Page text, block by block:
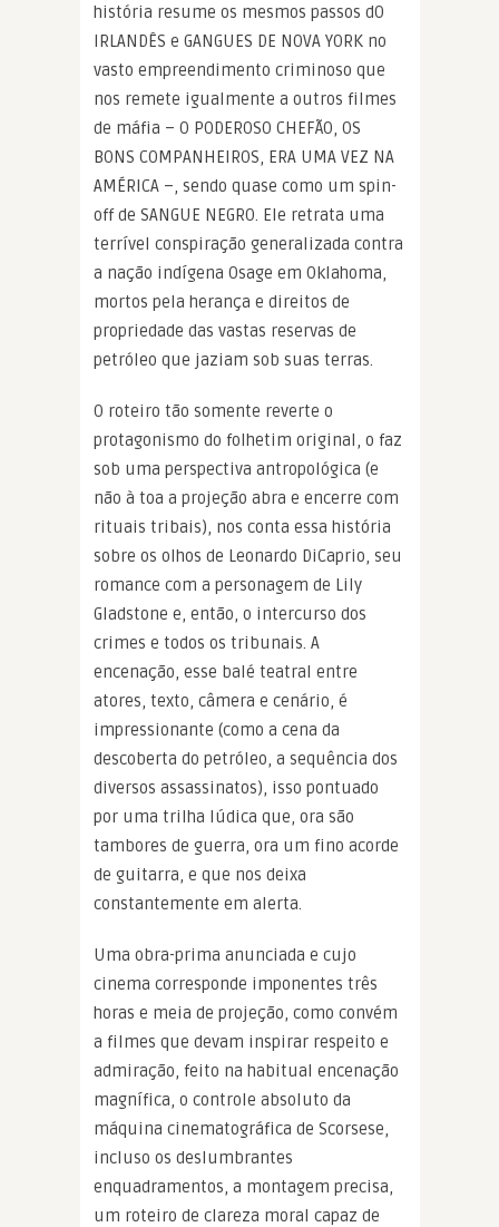
história resume os mesmos passos dO
IRLANDÊS e GANGUES DE NOVA YORK no
vasto empreendimento criminoso que
nos remete igualmente a outros filmes
de máfia – O PODEROSO CHEFÃO, OS
BONS COMPANHEIROS, ERA UMA VEZ NA
AMÉRICA –, sendo quase como um spin-
off de SANGUE NEGRO. Ele retrata uma
terrível conspiração generalizada contra
a nação indígena Osage em Oklahoma,
mortos pela herança e direitos de
propriedade das vastas reservas de
petróleo que jaziam sob suas terras.
O roteiro tão somente reverte o
protagonismo do folhetim original, o faz
sob uma perspectiva antropológica (e
não à toa a projeção abra e encerre com
rituais tribais), nos conta essa história
sobre os olhos de Leonardo DiCaprio, seu
romance com a personagem de Lily
Gladstone e, então, o intercurso dos
crimes e todos os tribunais. A
encenação, esse balé teatral entre
atores, texto, câmera e cenário, é
impressionante (como a cena da
descoberta do petróleo, a sequência dos
diversos assassinatos), isso pontuado
por uma trilha lúdica que, ora são
tambores de guerra, ora um fino acorde
de guitarra, e que nos deixa
constantemente em alerta.
Uma obra-prima anunciada e cujo
cinema corresponde imponentes três
horas e meia de projeção, como convém
a filmes que devam inspirar respeito e
admiração, feito na habitual encenação
magnífica, o controle absoluto da
máquina cinematográfica de Scorsese,
incluso os deslumbrantes
enquadramentos, a montagem precisa,
um roteiro de clareza moral capaz de